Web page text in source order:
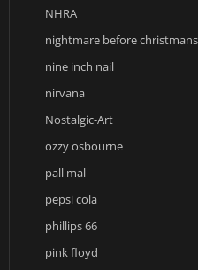
NHRA
nightmare before christmans
nine inch nail
nirvana
Nostalgic-Art
ozzy osbourne
pall mal
pepsi cola
phillips 66
pink floyd